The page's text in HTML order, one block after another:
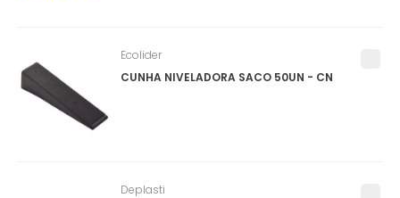
CUNHA NIVELADORA SACO 50UN - CN
Ecolider
Deplasti